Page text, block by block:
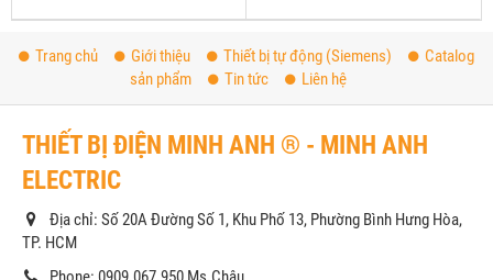
Trang chủ Giới thiệu Thiết bị tự động (Siemens)
Catalog
sản phẩm
Tin tức Liên hệ
THIẾT BỊ ĐIỆN MINH ANH ® - MINH ANH
ELECTRIC
Địa chỉ: Số 20A Đường Số 1, Khu Phố 13, Phường Bình Hưng Hòa,
TP. HCM